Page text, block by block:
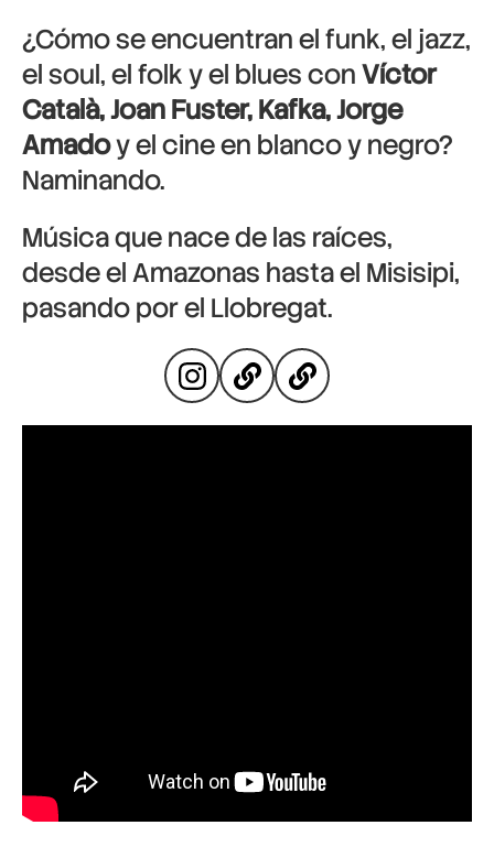
¿Cómo se encuentran el funk, el jazz,
el soul, el folk y el blues conVíctor
Català, Joan Fuster, Kafka, Jorge
Amadoy el cine en blanco y negro?
Naminando.
Música que nace de las raíces,
desde el Amazonas hasta el Misisipi,
pasando por el Llobregat.